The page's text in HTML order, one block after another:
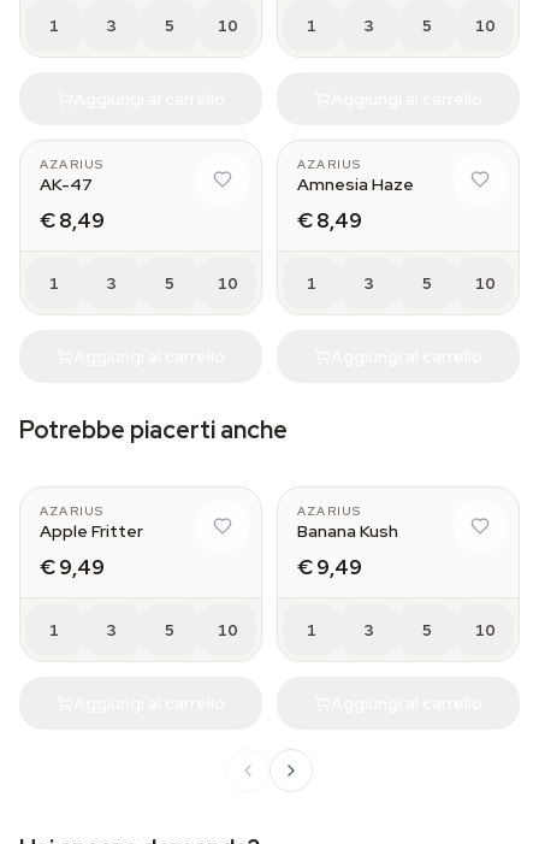
1 3 5 10 1 3 5 10
AZARIUS
AK-47
€ 8,49
1 3 5 10
AZARIUS
Amnesia Haze
€ 8,49
1 3 5 10
Potrebbe piacerti anche
AZARIUS
Apple Fritter
€ 9,49
1 3 5 10
AZARIUS
Banana Kush
€ 9,49
1 3 5 10